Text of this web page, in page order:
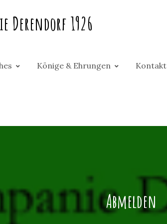
Derendorf 1926
Könige & Ehrungen Kontakt
Abmelden